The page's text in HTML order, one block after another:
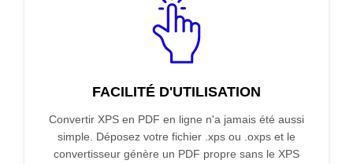
FACILITÉ D'UTILISATION
Convertir XPS en PDF en ligne n'a jamais été aussi
simple. Déposez votre fichier .xps ou .oxps et le
convertisseur génère un PDF propre sans le XPS